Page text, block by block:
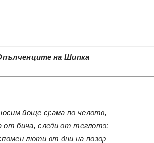
на Шипка
йоще срама по челото,
от бича, следи от теглото;
люти от дни на позор